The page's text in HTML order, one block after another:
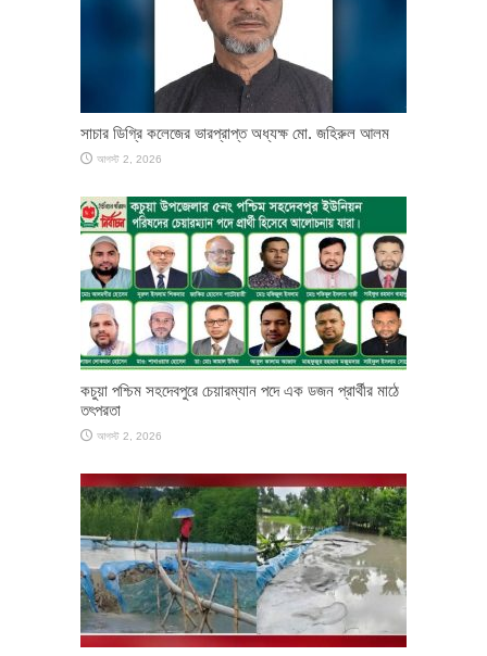
সাচার ডিগ্রি কলেজের ভারপ্রাপ্ত অধ্যক্ষ মো. জহিরুল আলম
আগস্ট 2, 2026
কচুয়া পশ্চিম সহদেবপুরে চেয়ারম্যান পদে এক ডজন প্রার্থীর মাঠে
তৎপরতা
আগস্ট 2, 2026